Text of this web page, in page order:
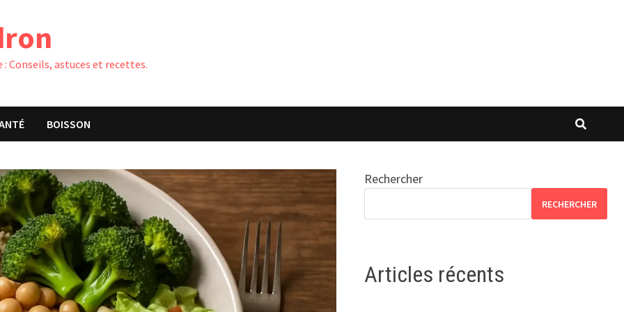
Conseils, astuces et recettes.
BOISSON
Rechercher
RECHERCHER
Articles récents